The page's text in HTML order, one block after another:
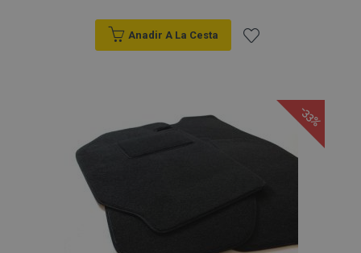
Anadir A La Cesta
Lista
-33%